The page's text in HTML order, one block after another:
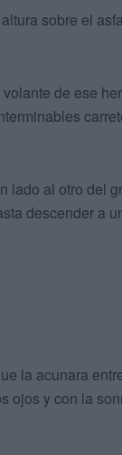
sobre el
de ese
lado al otro del
descender a
la acunara
ojos y con la